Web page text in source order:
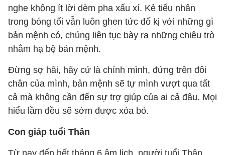
nghe không ít lời dèm pha xấu xí. Kẻ tiểu nhân
trong bóng tối vẫn luôn ghen tức đố kị với những gì
bản mệnh có, chúng liên tục bày ra những chiêu trò
nhằm hạ bệ bản mệnh.
Đừng sợ hãi, hãy cứ là chính mình, đứng trên đôi
chân của mình, bản mệnh sẽ tự mình vượt qua tất
cả mà không cần đến sự trợ giúp của ai cả đâu. Mọi
hiểu lầm đều sẽ sớm được xóa bỏ.
Con giáp tuổi Thân
Từ nay đến hết tháng 6 âm lịch, người tuổi Thân